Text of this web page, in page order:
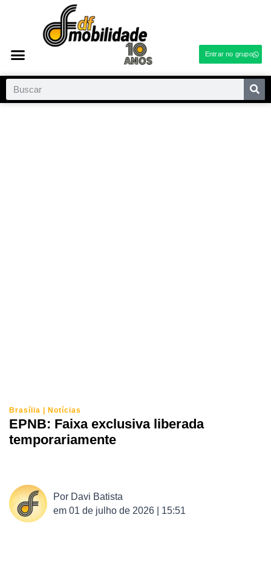
Entrar no grupo
Brasília | Notícias
EPNB: Faixa exclusiva liberada
temporariamente
Por Davi Batista
em 01 de julho de 2026 | 15:51